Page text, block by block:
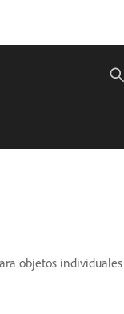
objetos individuales